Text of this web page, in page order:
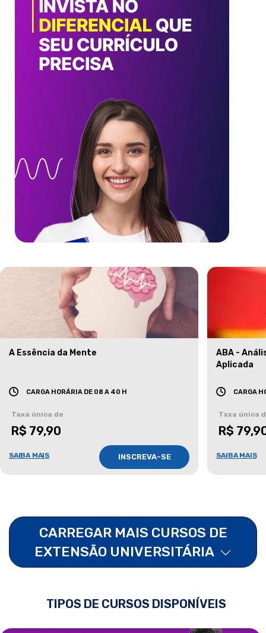
A Essência da Mente
CARGA HORÁRIA DE 08 A 40 H
Taxa única de
R$ 79,90
SAIBA MAIS INSCREVA-SE
ABA -
Aplicada
CARGA
Taxa única
R$
SAIBA MAIS
CARREGAR MAIS CURSOS DE
EXTENSÃO UNIVERSITÁRIA
TIPOS DE CURSOS DISPONÍVEIS